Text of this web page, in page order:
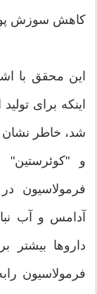
کاهش سوزش
این محقق با
اینکه برای
شد، خاطر نشان
و
فرمولاسیون
آدامس و آب
داروها بیشتر
فرمولاسیون